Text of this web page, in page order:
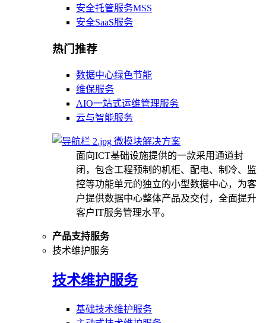
安全托管服务MSS
安全SaaS服务
热门推荐
数据中心绿色节能
维保服务
AIO一站式运维管理服务
云与智能服务
微模块解决方案
面向ICT基础设施提供的一款采用通道封
闭，包含工程预制的机柜、配电、制冷、监
控等功能单元的独立的小型数据中心，为客
户提供数据中心整体产品及交付，全面提升
客户IT服务管理水平。
产品支持服务
技术维护服务
技术维护服务
基础技术维护服务